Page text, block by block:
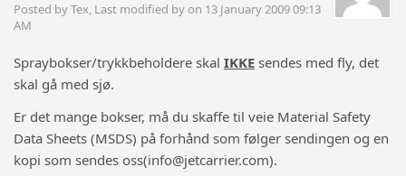
Posted by Tex, Last modified by on 13 January 2009 09:13
AM
Spraybokser/trykkbeholdere skal IKKE sendes med fly, det
skal gå med sjø.
Er det mange bokser, må du skaffe til veie Material Safety
Data Sheets (MSDS) på forhånd som følger sendingen og en
kopi som sendes oss(info@jetcarrier.com).